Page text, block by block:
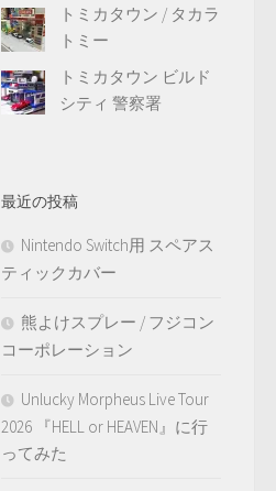
トミカタウン / タカラ
トミー
トミカタウン ビルド
シティ 警察署
最近の投稿
Nintendo Switch用 スペアス
ティックカバー
熊よけスプレー / フジコン
コーポレーション
Unlucky Morpheus Live Tour
2026 『HELL or HEAVEN』に行
ってみた